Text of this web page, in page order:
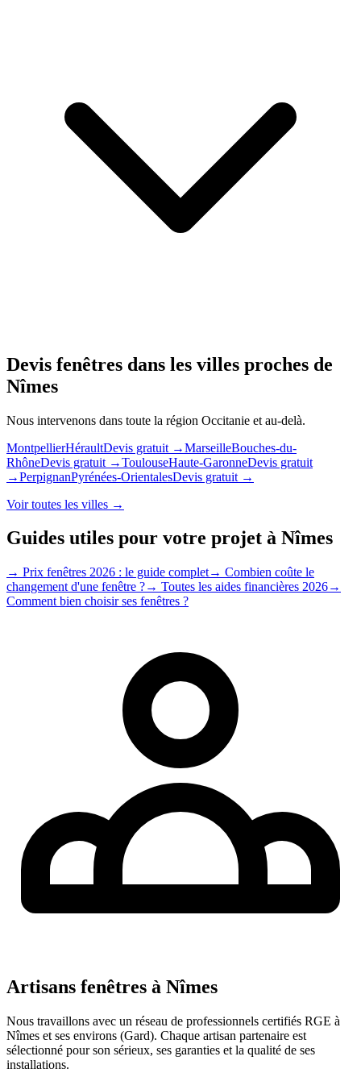
Devis fenêtres dans les villes proches de
Nîmes
Nous intervenons dans toute la région Occitanie et au-delà.
MontpellierHéraultDevis gratuit →MarseilleBouches-du-
RhôneDevis gratuit →ToulouseHaute-GaronneDevis gratuit
→PerpignanPyrénées-OrientalesDevis gratuit →
Voir toutes les villes →
Guides utiles pour votre projet à Nîmes
→ Prix fenêtres 2026 : le guide complet→ Combien coûte le
changement d'une fenêtre ?→ Toutes les aides financières 2026→
Comment bien choisir ses fenêtres ?
Artisans fenêtres à Nîmes
Nous travaillons avec un réseau de professionnels certifiés RGE à
Nîmes et ses environs (Gard). Chaque artisan partenaire est
sélectionné pour son sérieux, ses garanties et la qualité de ses
installations.